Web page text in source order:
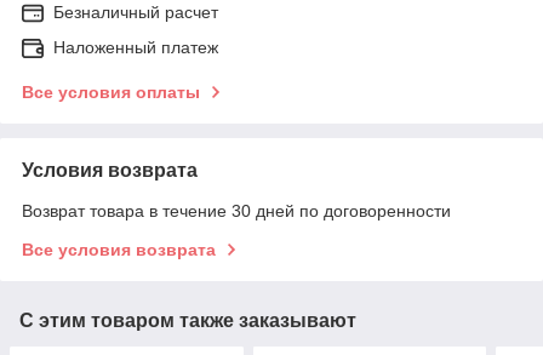
Безналичный расчет
Наложенный платеж
Все условия оплаты
Условия возврата
Возврат товара в течение 30 дней по договоренности
Все условия возврата
С этим товаром также заказывают